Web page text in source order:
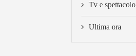
Tv e spettacolo
Ultima ora